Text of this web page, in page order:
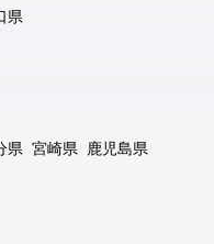
県
県 宮崎県 鹿児島県